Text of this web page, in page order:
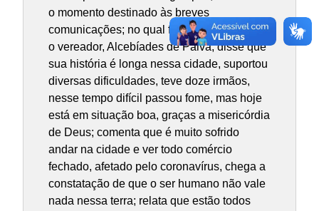
o momento destinado às breves
comunicações; no qual fez uso da Tribuna
o vereador, Alcebíades de Paiva, disse que
sua história é longa nessa cidade, suportou
diversas dificuldades, teve doze irmãos,
nesse tempo difícil passou fome, mas hoje
está em situação boa, graças a misericórdia
de Deus; comenta que é muito sofrido
andar na cidade e ver todo comércio
fechado, afetado pelo coronavírus, chega a
constatação de que o ser humano não vale
nada nessa terra; relata que estão todos